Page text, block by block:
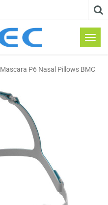
Menú
de
Mascara P6 Nasal Pillows BMC